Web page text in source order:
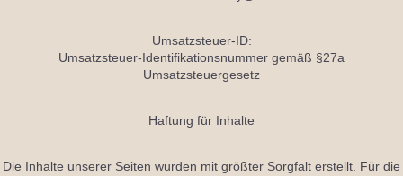
Umsatzsteuer-ID:
Umsatzsteuer-Identifikationsnummer gemäß §27a
Umsatzsteuergesetz
Haftung für Inhalte
Die Inhalte unserer Seiten wurden mit größter Sorgfalt erstellt. Für die